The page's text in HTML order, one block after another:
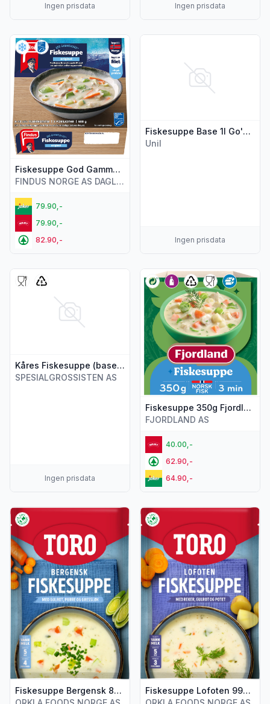
Ingen prisdata Ingen prisdata
Fiskesuppe God Gammeldags 500g Findus
FINDUS NORGE AS DAGLIGVARE
79.90,-
79.90,-
82.90,-
Vis flere detaljer for produktet "Fiskesuppe God
Fiskesuppe Base 1l Go'Middag
Unil
Ingen prisdata
Kåres Fiskesuppe (base) 900g Kanda
SPESIALGROSSISTEN AS
Ingen prisdata
Vis flere detaljer for produktet "Kåres Fiskesuppe (base)
Fiskesuppe 350g Fjordland
FJORDLAND AS
40.00,-
62.90,-
64.90,-
Vis flere detaljer for
Fiskesuppe Bergensk 81g Toro
Vis flere detaljer for produktet "Fiskesuppe Bergensk 81g
Fiskesuppe Lofoten 99g Toro
Vis flere detaljer for